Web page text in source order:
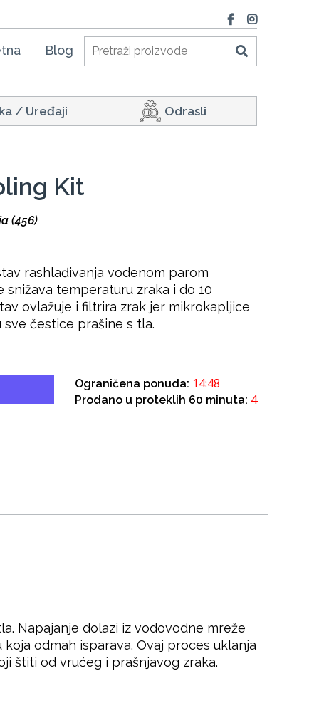
Blog
/ Uređaji Odrasli
Kit
(456)
rashlađivanja vodenom parom
snižava temperaturu zraka i do 10
ovlažuje i filtrira zrak jer mikrokapljice
čestice prašine s tla.
Ograničena ponuda: 14:47
Prodano u proteklih 60 minuta: 4
Napajanje dolazi iz vodovodne mreže
odmah isparava. Ovaj proces uklanja
štiti od vrućeg i prašnjavog zraka.